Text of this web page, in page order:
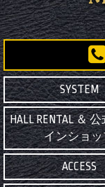
SYSTEM
HALL RENTAL ＆
インショッ
ACCESS